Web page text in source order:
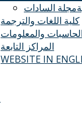
مجلة السادات
كلية اللغات والترجمة
والمعلومات
المراكز التابعة
WEBSITE IN